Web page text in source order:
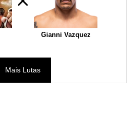
Gianni Vazquez
Mais Lutas